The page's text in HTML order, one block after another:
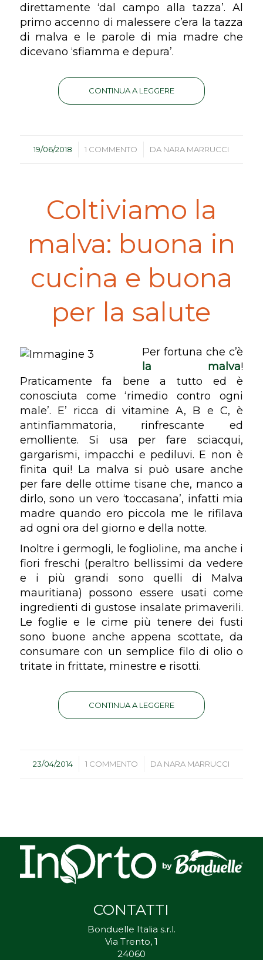
direttamente ‘dal campo alla tazza’. Al
primo accenno di malessere c’era la tazza
di malva e le parole di mia madre che
dicevano ‘sfiamma e depura’.
CONTINUA A LEGGERE
19/06/2018
/ 1 COMMENTO
/ DA NARA MARRUCCI
Coltiviamo la
malva: buona in
cucina e buona
per la salute
Per fortuna che c’è
la malva!
Praticamente fa bene a tutto ed è
conosciuta come ‘rimedio contro ogni
male’. E’ ricca di vitamine A, B e C, è
antinfiammatoria, rinfrescante ed
emolliente. Si usa per fare sciacqui,
gargarismi, impacchi e pediluvi. E non è
finita qui! La malva si può usare anche
per fare delle ottime tisane che, manco a
dirlo, sono un vero ‘toccasana’, infatti mia
madre quando ero piccola me le rifilava
ad ogni ora del giorno e della notte.
Inoltre i germogli, le foglioline, ma anche i
fiori freschi (peraltro bellissimi da vedere
e i più grandi sono quelli di Malva
mauritiana) possono essere usati come
ingredienti di gustose insalate primaverili.
Le foglie e le cime più tenere dei fusti
sono buone anche appena scottate, da
consumare con un semplice filo di olio o
tritate in frittate, minestre e risotti.
CONTINUA A LEGGERE
23/04/2014
/ 1 COMMENTO
/ DA NARA MARRUCCI
CONTATTI
Bonduelle Italia s.r.l.
Via Trento, 1
24060